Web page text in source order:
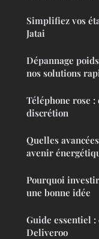
Simplifiez vos
Jatai
Dépannage
nos solutions
Téléphone rose :
discrétion
Quelles
avenir
Pourquoi
une bonne idée
Guide essentiel
Deliveroo